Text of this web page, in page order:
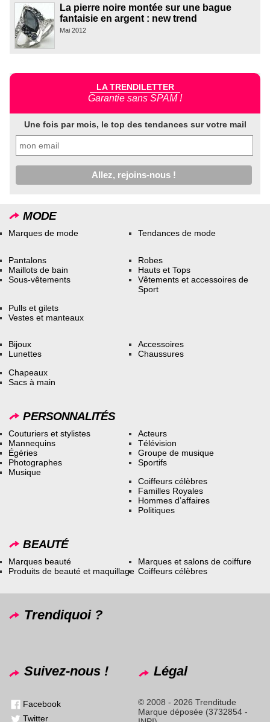
La pierre noire montée sur une bague
fantaisie en argent : new trend
Mai 2012
LA TRENDILETTER
Garantie sans SPAM !
Une fois par mois, le top des tendances sur votre mail
MODE
Marques de mode Tendances de mode
Pantalons
Maillots de bain
Sous-vêtements
Robes
Hauts et Tops
Vêtements et accessoires de
Sport
Pulls et gilets
Vestes et manteaux
Bijoux
Lunettes
Accessoires
Chaussures
Chapeaux
Sacs à main
PERSONNALITÉS
Couturiers et stylistes
Mannequins
Égéries
Photographes
Musique
Acteurs
Télévision
Groupe de musique
Sportifs
Coiffeurs célèbres
Familles Royales
Hommes d’affaires
Politiques
BEAUTÉ
Marques beauté
Produits de beauté et maquillage
Marques et salons de coiffure
Coiffeurs célèbres
Trendiquoi ?
Suivez-nous !
Facebook
Twitter
Légal
© 2008 - 2026 Trenditude
Marque déposée (3732854 -